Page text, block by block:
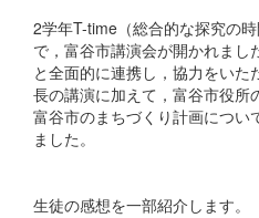
2学年T-time（総合的な探究の
で，富谷市講演会が開かれま
と全面的に連携し，協力をい
長の講演に加えて，富谷市役所
富谷市のまちづくり計画につい
ました。
生徒の感想を一部紹介します。